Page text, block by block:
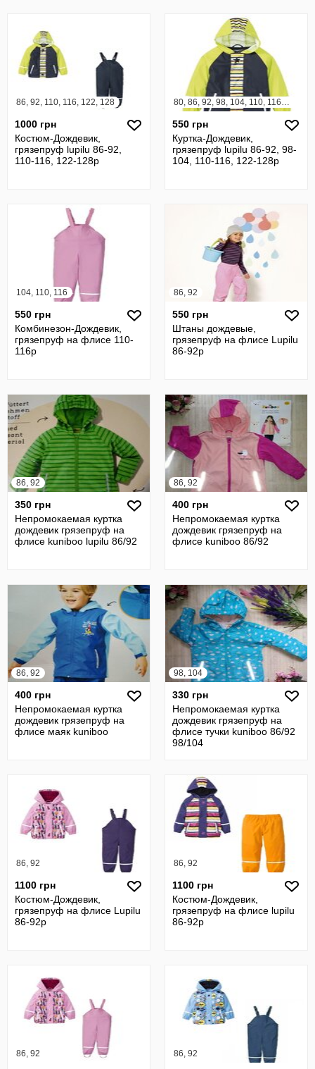
86, 92, 110, 116, 122, 128
1000 грн
Костюм-Дождевик,
грязепруф lupilu 86-92,
110-116, 122-128р
80, 86, 92, 98, 104, 110, 116, 122, 128
550 грн
Куртка-Дождевик,
грязепруф lupilu 86-92, 98-
104, 110-116, 122-128р
104, 110, 116
550 грн
Комбинезон-Дождевик,
грязепруф на флисе 110-
116р
86, 92
550 грн
Штаны дождевые,
грязепруф на флисе Lupilu
86-92р
86, 92
350 грн
Непромокаемая куртка
дождевик грязепруф на
флисе kuniboo lupilu 86/92
86, 92
400 грн
Непромокаемая куртка
дождевик грязепруф на
флисе kuniboo 86/92
86, 92
400 грн
Непромокаемая куртка
дождевик грязепруф на
флисе маяк kuniboo
98, 104
330 грн
Непромокаемая куртка
дождевик грязепруф на
флисе тучки kuniboo 86/92
98/104
86, 92
1100 грн
Костюм-Дождевик,
грязепруф на флисе Lupilu
86-92р
86, 92
1100 грн
Костюм-Дождевик,
грязепруф на флисе lupilu
86-92р
86, 92 86, 92